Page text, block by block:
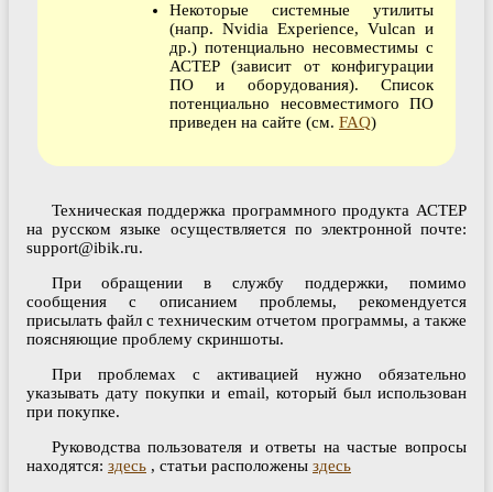
Некоторые системные утилиты
(напр. Nvidia Experience, Vulcan и
др.) потенциально несовместимы с
АСТЕР (зависит от конфигурации
ПО и оборудования). Список
потенциально несовместимого ПО
приведен на сайте (см. FAQ)
Техническая поддержка программного продукта АСТЕР
на русском языке осуществляется по электронной почте:
support@ibik.ru.
При обращении в службу поддержки, помимо
сообщения с описанием проблемы, рекомендуется
присылать файл с техническим отчетом программы, а также
поясняющие проблему скриншоты.
При проблемах с активацией нужно обязательно
указывать дату покупки и email, который был использован
при покупке.
Руководства пользователя и ответы на частые вопросы
находятся: здесь , статьи расположены здесь